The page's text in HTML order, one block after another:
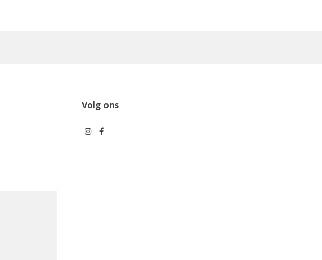
Volg ons